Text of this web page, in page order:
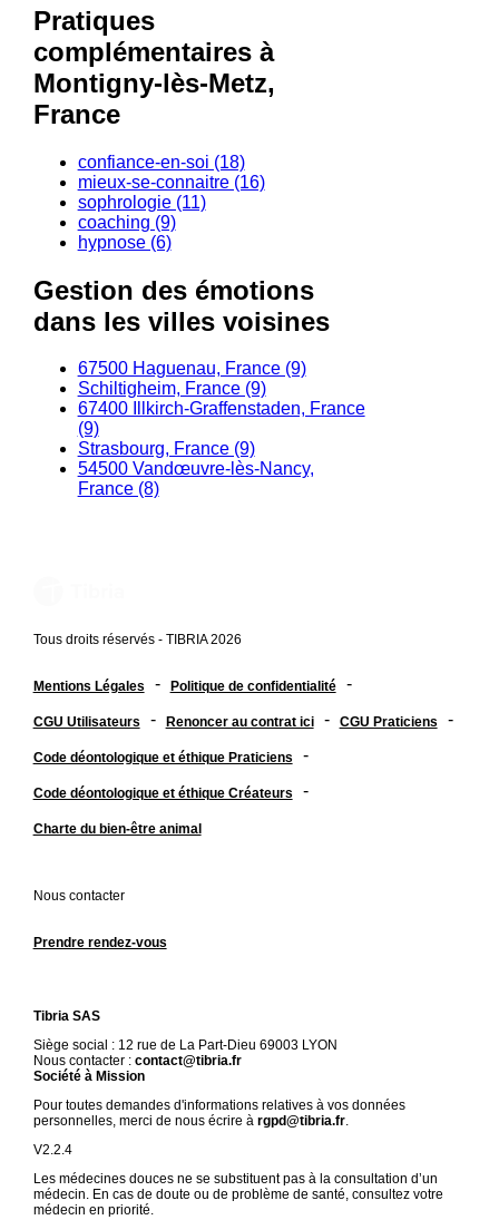
Pratiques
complémentaires à
Montigny-lès-Metz,
France
confiance-en-soi (18)
mieux-se-connaitre (16)
sophrologie (11)
coaching (9)
hypnose (6)
Gestion des émotions
dans les villes voisines
67500 Haguenau, France (9)
Schiltigheim, France (9)
67400 Illkirch-Graffenstaden, France
(9)
Strasbourg, France (9)
54500 Vandœuvre-lès-Nancy,
France (8)
Tous droits réservés - TIBRIA 2026
Mentions Légales - Politique de confidentialité -
CGU Utilisateurs - Renoncer au contrat ici - CGU Praticiens -
Code déontologique et éthique Praticiens -
Code déontologique et éthique Créateurs -
Charte du bien-être animal
Nous contacter
Prendre rendez-vous
Tibria SAS
Siège social : 12 rue de La Part-Dieu 69003 LYON
Nous contacter : contact@tibria.fr
Société à Mission
Pour toutes demandes d'informations relatives à vos données
personnelles, merci de nous écrire à rgpd@tibria.fr.
V2.2.4
Les médecines douces ne se substituent pas à la consultation d’un
médecin. En cas de doute ou de problème de santé, consultez votre
médecin en priorité.